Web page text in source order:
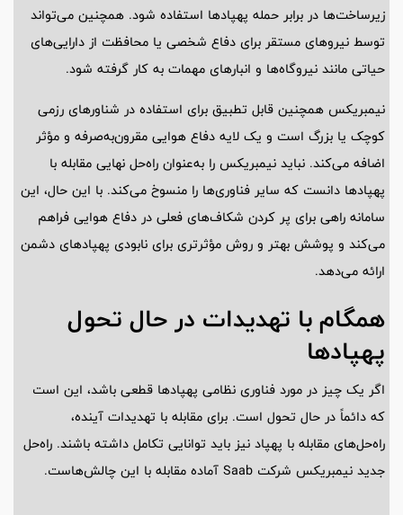
زیرساخت‌ها در برابر حمله پهپادها استفاده شود. همچنین می‌تواند
توسط نیروهای مستقر برای دفاع شخصی یا محافظت از دارایی‌های
حیاتی مانند نیروگاه‌ها و انبارهای مهمات به کار گرفته شود.
نیمبریکس همچنین قابل تطبیق برای استفاده در شناورهای رزمی
کوچک یا بزرگ است و یک لایه دفاع هوایی مقرون‌به‌صرفه و مؤثر
اضافه می‌کند. نباید نیمبریکس را به‌عنوان راه‌حل نهایی مقابله با
پهپادها دانست که سایر فناوری‌ها را منسوخ می‌کند. با این حال، این
سامانه راهی برای پر کردن شکاف‌های فعلی در دفاع هوایی فراهم
می‌کند و پوشش بهتر و روش مؤثرتری برای نابودی پهپادهای دشمن
ارائه می‌دهد.
همگام با تهدیدات در حال تحول
پهپادها
اگر یک چیز در مورد فناوری نظامی پهپادها قطعی باشد، این است
که دائماً در حال تحول است. برای مقابله با تهدیدات آینده،
راه‌حل‌های مقابله با پهپاد نیز باید توانایی تکامل داشته باشند. راه‌حل
جدید نیمبریکس شرکت Saab آماده مقابله با این چالش‌هاست.